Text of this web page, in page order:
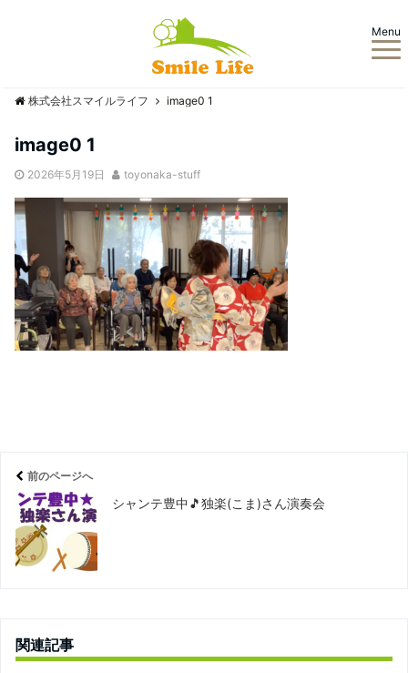
Menu
株式会社スマイルライフ image0 1
image0 1
2026年5月19日 toyonaka-stuff
前のページへ
シャンテ豊中🎵独楽(こま)さん演奏会
関連記事